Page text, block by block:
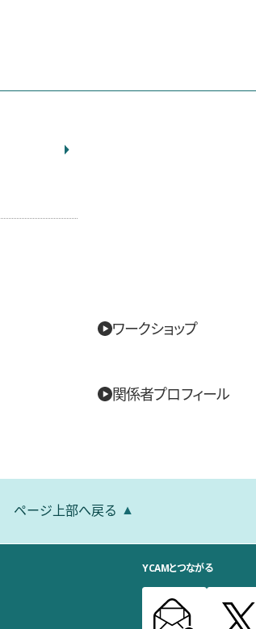
ワークショップ
関係者プロフィール
ページ上部へ戻る
YCAMとつながる